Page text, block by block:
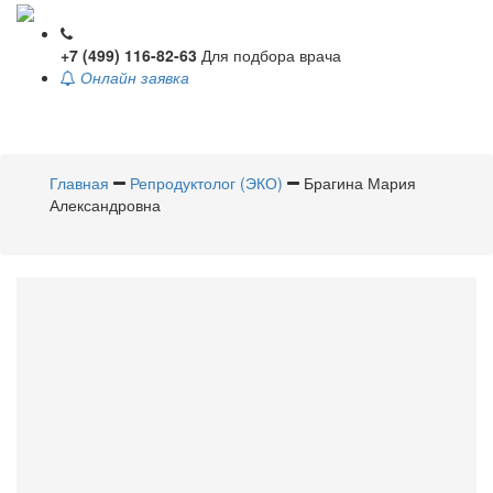
+7 (499) 116-82-63 Для подбора врача
Онлайн заявка
Главная
Репродуктолог (ЭКО)
Брагина Мария
Александровна